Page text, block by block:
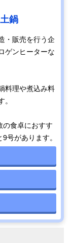
鍋
・販売を行う企
ゲンヒーターな
料理や煮込み料
の食卓におすす
号があります。